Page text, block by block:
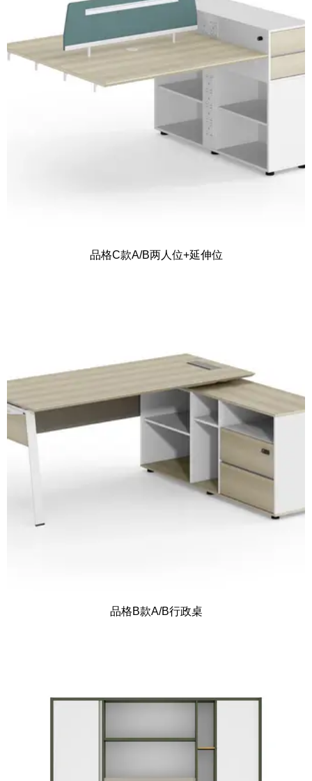
品格C款A/B两人位+延伸位
品格B款A/B行政桌